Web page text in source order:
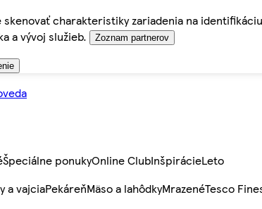
charakteristiky zariadenia na
a vývoj služieb.
Zoznam partnerov
Špeciálne ponukyOnline ClubInšpirácieLeto
a vajciaPekáreňMäso a lahôdkyMrazenéTesco